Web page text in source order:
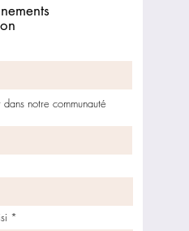
notre communauté